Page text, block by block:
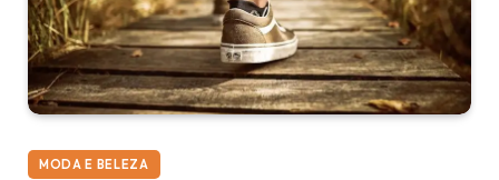
MODA E BELEZA